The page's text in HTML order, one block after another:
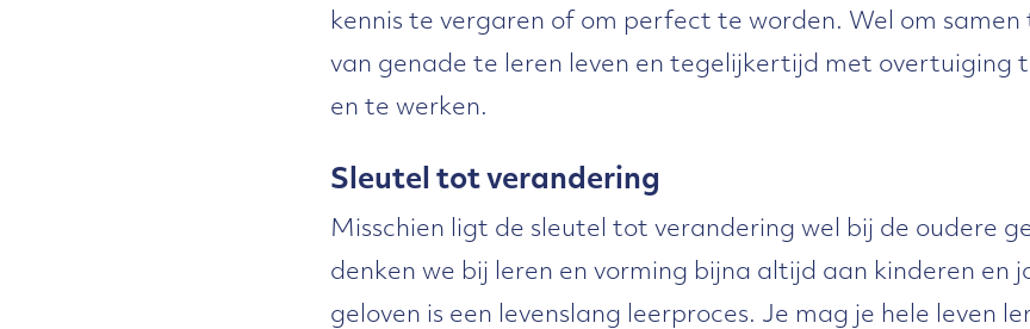
kennis te vergaren of om perfect te worden. Wel om
van genade te leren leven en tegelijkertijd met overtuiging
en te werken.
Sleutel tot verandering
Misschien ligt de sleutel tot verandering wel bij de oudere
denken we bij leren en vorming bijna altijd aan kinderen en
geloven is een levenslang leerproces. Je mag je hele leven